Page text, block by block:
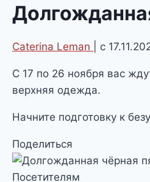
Caterina Leman | с
С 17 по 26 ноября вас
верхняя одежда.
Начните подготовку к
Поделиться
Посетителям